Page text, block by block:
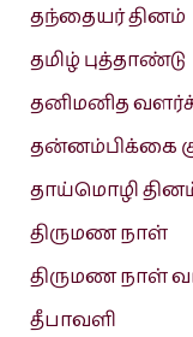
தந்தையர் தினம்
தமிழ் புத்தாண்டு
தனிமனித
தன்னம்பிக்கை
தாய்மொழி
திருமண நாள்
திருமண நாள்
தீபாவளி